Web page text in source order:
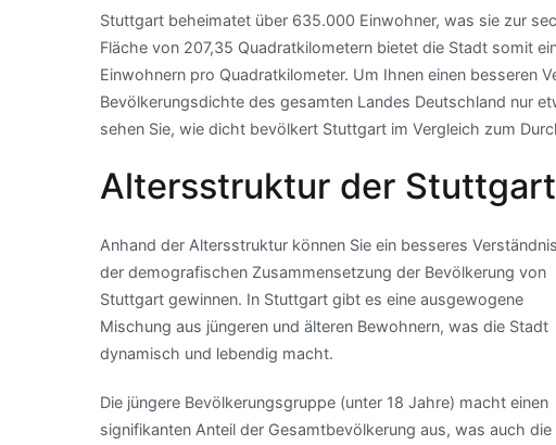
Stuttgart beheimatet über 635.000 Einwohner, was sie zur
Fläche von 207,35 Quadratkilometern bietet die Stadt somit
Einwohnern pro Quadratkilometer. Um Ihnen einen besseren
Bevölkerungsdichte des gesamten Landes Deutschland nur
sehen Sie, wie dicht bevölkert Stuttgart im Vergleich zum
Altersstruktur der
Anhand der Altersstruktur können Sie ein besseres Verständnis
der demografischen Zusammensetzung der Bevölkerung von
Stuttgart gewinnen. In Stuttgart gibt es eine ausgewogene
Mischung aus jüngeren und älteren Bewohnern, was die Stadt
dynamisch und lebendig macht.
Die jüngere Bevölkerungsgruppe (unter 18 Jahre) macht einen
signifikanten Anteil der Gesamtbevölkerung aus, was auch die